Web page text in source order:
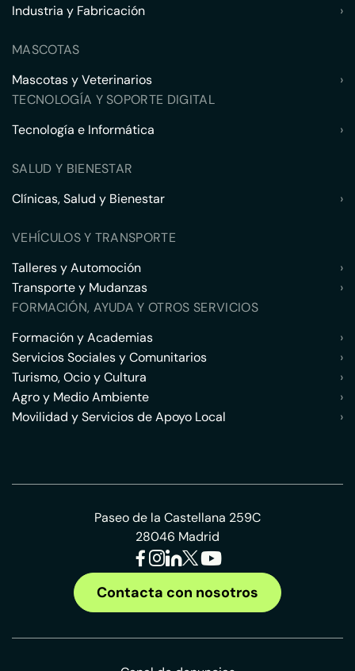
Industria y Fabricación
›
MASCOTAS
Mascotas y Veterinarios
›
TECNOLOGÍA Y SOPORTE DIGITAL
Tecnología e Informática
›
SALUD Y BIENESTAR
Clínicas, Salud y Bienestar
›
VEHÍCULOS Y TRANSPORTE
Talleres y Automoción
›
Transporte y Mudanzas
›
FORMACIÓN, AYUDA Y OTROS SERVICIOS
Formación y Academias
›
Servicios Sociales y Comunitarios
›
Turismo, Ocio y Cultura
›
Agro y Medio Ambiente
›
Movilidad y Servicios de Apoyo Local
›
Paseo de la Castellana 259C
28046 Madrid
Contacta con nosotros